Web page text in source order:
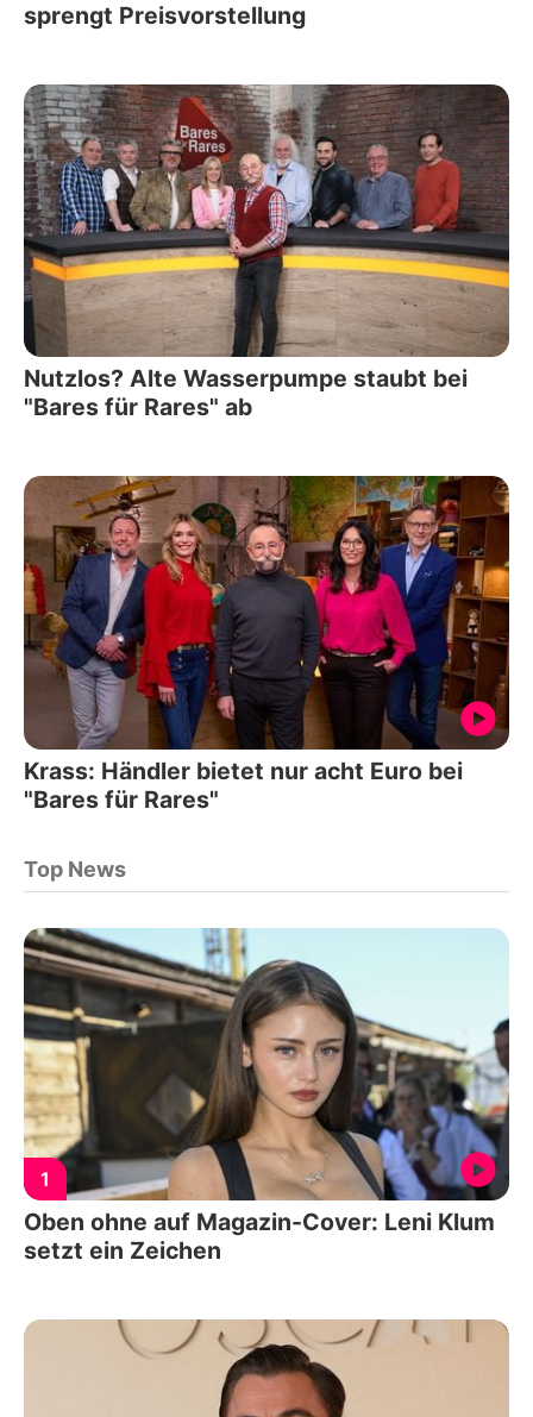
sprengt Preisvorstellung
Nutzlos? Alte Wasserpumpe staubt bei
"Bares für Rares" ab
Krass: Händler bietet nur acht Euro bei
"Bares für Rares"
Top News
1
Oben ohne auf Magazin-Cover: Leni Klum
setzt ein Zeichen